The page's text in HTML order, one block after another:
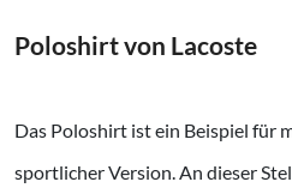
Poloshirt von Lacoste
Das Poloshirt ist ein Beispiel für
sportlicher Version. An dieser